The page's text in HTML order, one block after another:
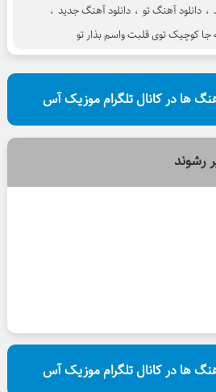
، دانلود آهنگ تو ، دانلود آهنگ جدید ،
جا کوچیک توی قلبت واسم بذار تو
ها در کانال تلگرام موزیک آس
رشوند
ها در کانال تلگرام موزیک آس